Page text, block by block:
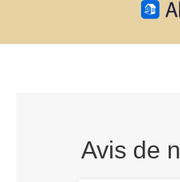
Avis de